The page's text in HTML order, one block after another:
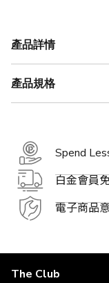
產品詳情
產品規格
Spend
白金會員
電子商品
The Club